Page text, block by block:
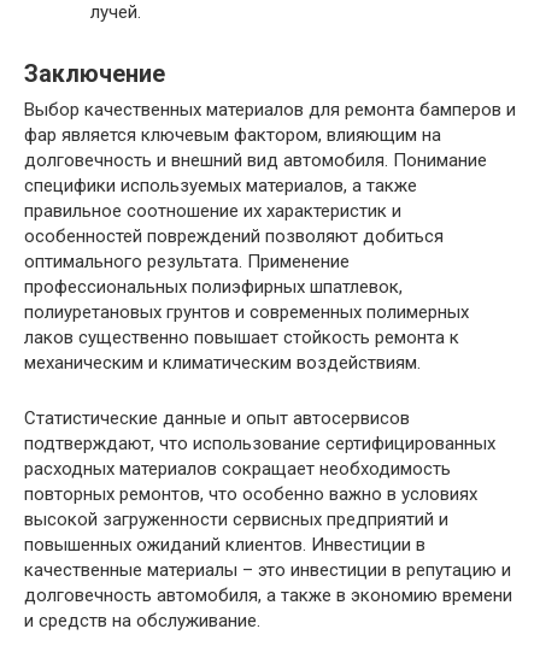
лучей.
Заключение
Выбор качественных материалов для ремонта бамперов и
фар является ключевым фактором, влияющим на
долговечность и внешний вид автомобиля. Понимание
специфики используемых материалов, а также
правильное соотношение их характеристик и
особенностей повреждений позволяют добиться
оптимального результата. Применение
профессиональных полиэфирных шпатлевок,
полиуретановых грунтов и современных полимерных
лаков существенно повышает стойкость ремонта к
механическим и климатическим воздействиям.
Статистические данные и опыт автосервисов
подтверждают, что использование сертифицированных
расходных материалов сокращает необходимость
повторных ремонтов, что особенно важно в условиях
высокой загруженности сервисных предприятий и
повышенных ожиданий клиентов. Инвестиции в
качественные материалы – это инвестиции в репутацию и
долговечность автомобиля, а также в экономию времени
и средств на обслуживание.